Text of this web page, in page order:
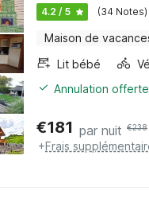
4.2 / 5 (34 Notes)
Maison de
Lit bébé
Annulation
€181 par nuit €238
+Frais